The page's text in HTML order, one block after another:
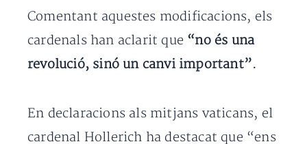
Comentant aquestes modificacions, els
cardenals han aclarit que “no és una
revolució, sinó un canvi important”.
En declaracions als mitjans vaticans, el
cardenal Hollerich ha destacat que “ens